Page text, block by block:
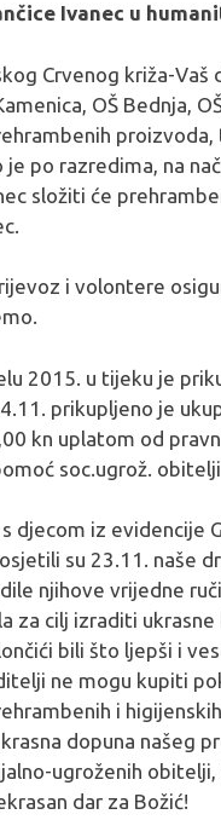
Ivanec u
Crvenog križa-Vaš
OŠ Bednja,
po razredima, na
složiti će
i volontere
2015. u tijeku je
prikupljeno je
kn uplatom od
soc.ugrož.
djecom iz evidencije
su 23.11. naše
njihove vrijedne
za cilj izraditi
bili što ljepši i
ne mogu kupiti
i
dopuna našeg
ugroženih
dar za Božić!